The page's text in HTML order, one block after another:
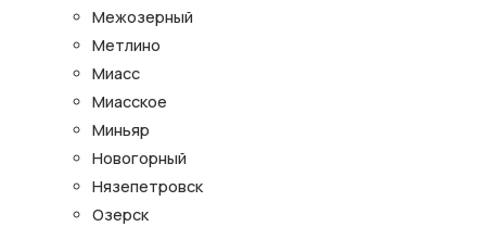
Межозерный
Метлино
Миасс
Миасское
Миньяр
Новогорный
Нязепетровск
Озерск